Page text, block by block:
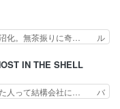
はミュ… おっさんの親と
孫扱… ・ベリル、実家に
…
のお母さんのよ… 春希ち
も凄え可愛い… 隼人くん
たけど完全… 第４話を
。視聴… スマホを買うた
ん… いきなりシリアス展
… 春希の家庭事情は複
沼化。無茶振りに奇… ル
れば、是非… 計画通り
げた(ほぼ… 今回もター
ったりし… 白髪の男性が
感が、… 連邦に対して有
IN THE SHELL
た人って結構会社に… バ